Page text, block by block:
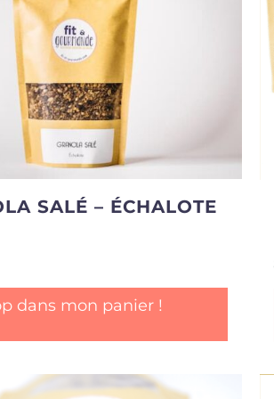
SALÉ – ÉCHALOTE
dans mon panier !